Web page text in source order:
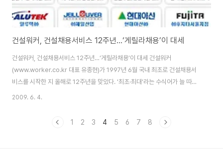
건설워커, 건설채용서비스 12주년…‘게릴라채용’이 대세
건설워커, 건설채용서비스 12주년…‘게릴라채용’이 대세 건설워커
(www.worker.co.kr 대표 유종현)가 1997년 6월 국내 최초로 건설채용서
비스를 시작한 지 올해로 12주년을 맞았다. '최초·최대'라는 수식어가 늘 따라
붙는 건설워커는 전문취업사이트 가운데 단연 돋보인다. 잡코리아, 인크루트
2009. 6. 4.
1 2 3 4 5 6 7 8